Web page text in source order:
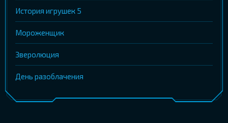
История игрушек 5
Мороженщик
Зверолюция
День разоблачения